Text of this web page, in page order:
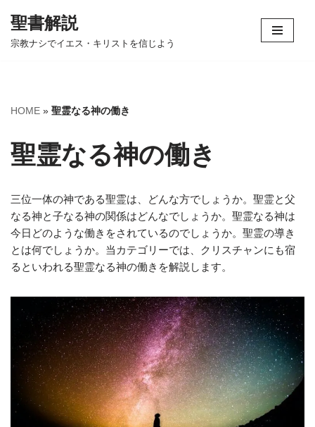
コ
ツ
ス
キ
聖書解説
宗教ナシでイエス・キリストを信じよう
HOME » 聖霊なる神の働き
聖霊なる神の働き
三位一体の神である聖霊は、どんな方でしょうか。聖霊と父
なる神と子なる神の関係はどんなでしょうか。聖霊なる神は
今日どのような働きをされているのでしょうか。聖霊の導き
とは何でしょうか。当カテゴリーでは、クリスチャンにも宿
るといわれる聖霊なる神の働きを解説します。